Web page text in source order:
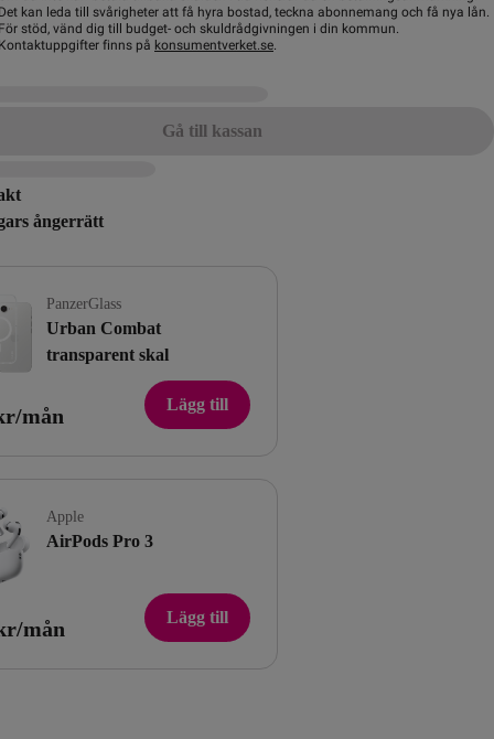
Det kan leda till svårigheter att få hyra bostad, teckna abonnemang och få nya lån.
För stöd, vänd dig till budget- och skuldrådgivningen i din kommun.
Kontaktuppgifter finns på konsumentverket.se.
Gå till kassan
ångerrätt
PanzerGlass
Urban Combat
transparent skal
mån Lägg till
Apple
AirPods Pro 3
mån Lägg till